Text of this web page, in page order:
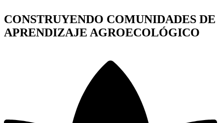
CONSTRUYENDO COMUNIDADES DE
APRENDIZAJE AGROECOLÓGICO